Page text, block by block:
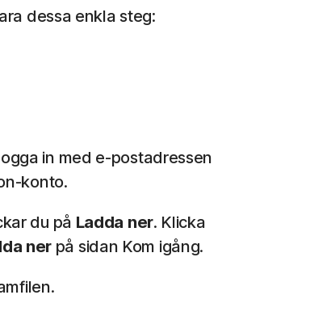
dessa enkla steg:
in med e-postadressen
konto.
du på Ladda ner. Klicka
ner på sidan Kom igång.